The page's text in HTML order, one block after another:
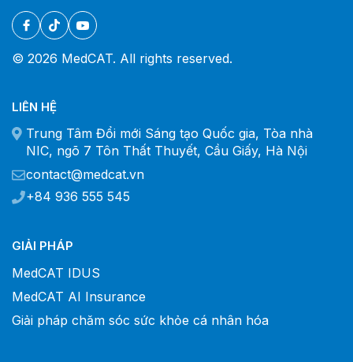
© 2026 MedCAT. All rights reserved.
LIÊN HỆ
Trung Tâm Đổi mới Sáng tạo Quốc gia, Tòa nhà
NIC, ngõ 7 Tôn Thất Thuyết, Cầu Giấy, Hà Nội
contact@medcat.vn
+84 936 555 545
GIẢI PHÁP
MedCAT IDUS
MedCAT AI Insurance
Giải pháp chăm sóc sức khỏe cá nhân hóa